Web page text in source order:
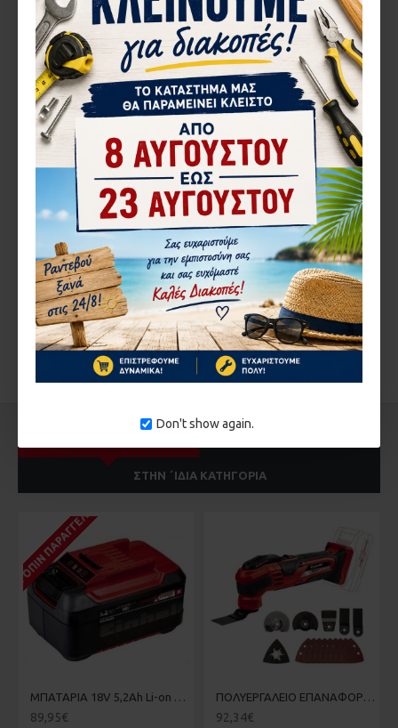
Don't show again.
Η Αξιολόγηση σας
Σημείωση:η HTML δεν επεξεργάζεται!
Βαθμολογία Κακή Καλή
CAPTCHA
Εισάγετε τον κωδικό
στο παρακάτω πεδίο
ΣΥΝΈΧΕΙΑ
ΣΤΗΝ ΄ΙΔΙΑ ΚΑΤΗΓΟΡΊΑ
ΚΑΤΌΠΙΝ ΠΑΡΑΓΓΕΛΊΑΣ
ΜΠΑΤΑΡΙΑ 18V 5,2Ah Li-on POWER X CHANGE EINHELL 4511437
89,95€
ΠΟΛΥΕΡΓΑΛΕΙΟ ΕΠΑΝΑΦΟΡΤΙΖΟΜΕΝΟ ΧΩΡΙΣ ΜΠΑΤΑΡΙΑ ΚΑΙ ΦΟΡΤΙΣΤΗ EINHELL TE-MG 18 Li 4465160
92,34€